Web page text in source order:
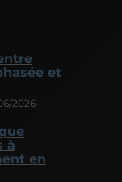
2026
et
à
en